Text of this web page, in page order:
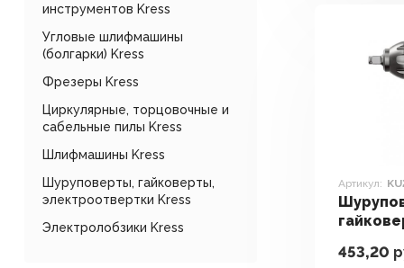
инструментов Kress
Угловые шлифмашины
(болгарки) Kress
Фрезеры Kress
Циркулярные, торцовочные и
сабельные пилы Kress
Шлифмашины Kress
Шуруповерты, гайковерты,
электроотвертки Kress
Электролобзики Kress
Артикул:
Kress
453,20